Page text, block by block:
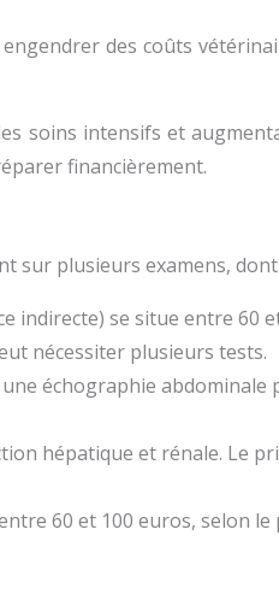
des coûts
soins intensifs et
financièrement.
sur plusieurs examens,
indirecte) se situe entre 60
nécessiter plusieurs tests.
échographie
hépatique et rénale. Le
60 et 100 euros, selon